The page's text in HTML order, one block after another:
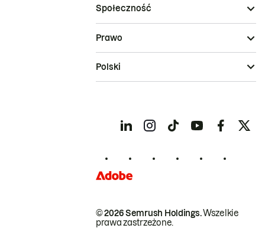
Społeczność
© 2026 Semrush Holdings.Wszelkie
prawa zastrzeżone.
Prawo
Polski